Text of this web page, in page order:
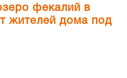
фекалий в
жителей дома под